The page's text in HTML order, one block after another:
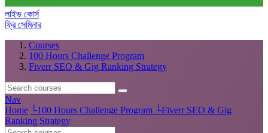
লাইভ কোর্স
ফ্রি সেমিনার
Courses
100 Hours Challenge Program
Fiverr SEO & Gig Ranking Strategy
Nav
Home └100 Hours Challenge Program └Fiverr SEO & Gig
Ranking Strategy